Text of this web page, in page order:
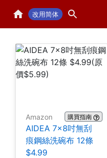
改用简体
Amazon 購買指南
AIDEA 7×8吋無刮
痕鋼絲洗碗布 12條
$4.99